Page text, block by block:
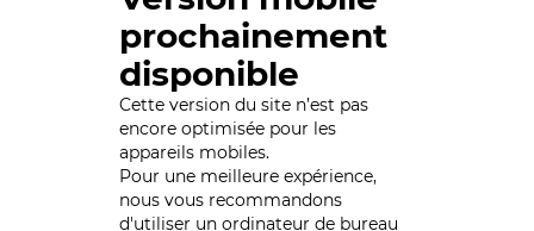
prochainement
disponible
Cette version du site n’est pas
encore optimisée pour les
appareils mobiles.
Pour une meilleure expérience,
nous vous recommandons
d'utiliser un ordinateur de bureau